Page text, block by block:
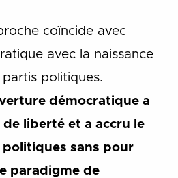
coïncide avec
avec la naissance
politiques.
démocratique a
de liberté et a accru le
sans pour
paradigme de